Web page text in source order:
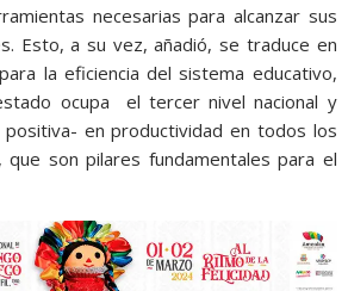
necesarias para alcanzar sus
Esto, a su vez, añadió, se traduce en
la eficiencia del sistema educativo,
ocupa el tercer nivel nacional y
en productividad en todos los
que son pilares fundamentales para el